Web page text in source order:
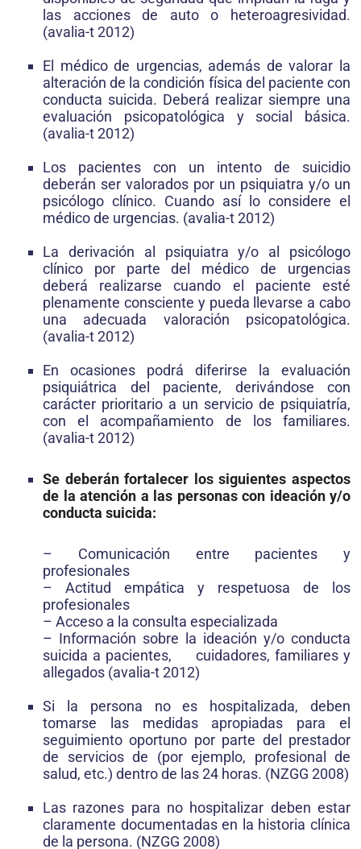
las acciones de auto o heteroagresividad.
(avalia-t 2012)
El médico de urgencias, además de valorar la
alteración de la condición física del paciente con
conducta suicida. Deberá realizar siempre una
evaluación psicopatológica y social básica.
(avalia-t 2012)
Los pacientes con un intento de suicidio
deberán ser valorados por un psiquiatra y/o un
psicólogo clínico. Cuando así lo considere el
médico de urgencias. (avalia-t 2012)
La derivación al psiquiatra y/o al psicólogo
clínico por parte del médico de urgencias
deberá realizarse cuando el paciente esté
plenamente consciente y pueda llevarse a cabo
una adecuada valoración psicopatológica.
(avalia-t 2012)
En ocasiones podrá diferirse la evaluación
psiquiátrica del paciente, derivándose con
carácter prioritario a un servicio de psiquiatría,
con el acompañamiento de los familiares.
(avalia-t 2012)
Se deberán fortalecer los siguientes aspectos
de la atención a las personas con ideación y/o
conducta suicida:
– Comunicación entre pacientes y
profesionales
– Actitud empática y respetuosa de los
profesionales
– Acceso a la consulta especializada
– Información sobre la ideación y/o conducta
suicida a pacientes, cuidadores, familiares y
allegados (avalia-t 2012)
Si la persona no es hospitalizada, deben
tomarse las medidas apropiadas para el
seguimiento oportuno por parte del prestador
de servicios de (por ejemplo, profesional de
salud, etc.) dentro de las 24 horas. (NZGG 2008)
Las razones para no hospitalizar deben estar
claramente documentadas en la historia clínica
de la persona. (NZGG 2008)